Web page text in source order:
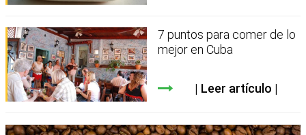
7 puntos para comer de lo
mejor en Cuba
Leer artículo